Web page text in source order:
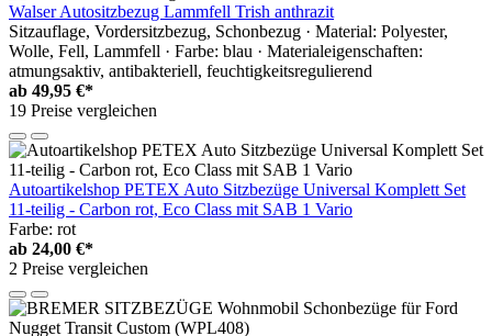
Walser Autositzbezug Lammfell Trish anthrazit
Sitzauflage, Vordersitzbezug, Schonbezug · Material: Polyester,
Wolle, Fell, Lammfell · Farbe: blau · Materialeigenschaften:
atmungsaktiv, antibakteriell, feuchtigkeitsregulierend
ab 49,95 €*
19 Preise vergleichen
Autoartikelshop PETEX Auto Sitzbezüge Universal Komplett Set
11-teilig - Carbon rot, Eco Class mit SAB 1 Vario
Farbe: rot
ab 24,00 €*
2 Preise vergleichen